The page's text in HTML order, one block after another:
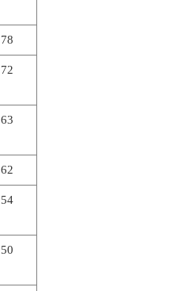
78
72
63
62
54
50